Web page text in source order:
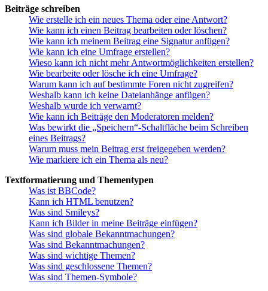
Beiträge schreiben
Wie erstelle ich ein neues Thema oder eine Antwort?
Wie kann ich einen Beitrag bearbeiten oder löschen?
Wie kann ich meinem Beitrag eine Signatur anfügen?
Wie kann ich eine Umfrage erstellen?
Wieso kann ich nicht mehr Antwortmöglichkeiten erstellen?
Wie bearbeite oder lösche ich eine Umfrage?
Warum kann ich auf bestimmte Foren nicht zugreifen?
Weshalb kann ich keine Dateianhänge anfügen?
Weshalb wurde ich verwarnt?
Wie kann ich Beiträge den Moderatoren melden?
Was bewirkt die „Speichern“-Schaltfläche beim Schreiben
eines Beitrags?
Warum muss mein Beitrag erst freigegeben werden?
Wie markiere ich ein Thema als neu?
Textformatierung und Thementypen
Was ist BBCode?
Kann ich HTML benutzen?
Was sind Smileys?
Kann ich Bilder in meine Beiträge einfügen?
Was sind globale Bekanntmachungen?
Was sind Bekanntmachungen?
Was sind wichtige Themen?
Was sind geschlossene Themen?
Was sind Themen-Symbole?